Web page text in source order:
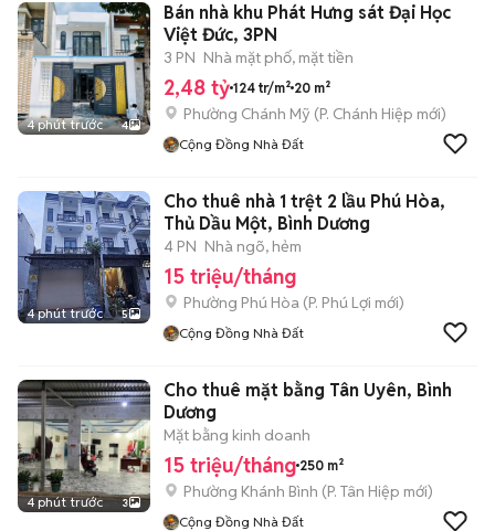
4 phút trước 4
Bán nhà khu Phát Hưng sát Đại Học
Việt Đức, 3PN
3 PN Nhà mặt phố, mặt tiền
2,48 tỷ 124 tr/m² 20 m²
Phường Chánh Mỹ (P. Chánh Hiệp mới)
Cộng Đồng Nhà Đất
4 phút trước 5
Cho thuê nhà 1 trệt 2 lầu Phú Hòa,
Thủ Dầu Một, Bình Dương
4 PN Nhà ngõ, hẻm
15 triệu/tháng
Phường Phú Hòa (P. Phú Lợi mới)
Cộng Đồng Nhà Đất
4 phút trước 3
Cho thuê mặt bằng Tân Uyên, Bình
Dương
Mặt bằng kinh doanh
15 triệu/tháng 250 m²
Phường Khánh Bình (P. Tân Hiệp mới)
Cộng Đồng Nhà Đất